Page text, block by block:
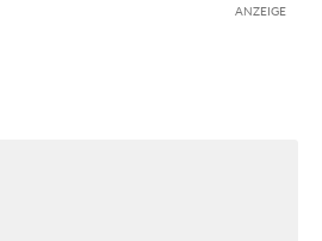
ANZEIGE